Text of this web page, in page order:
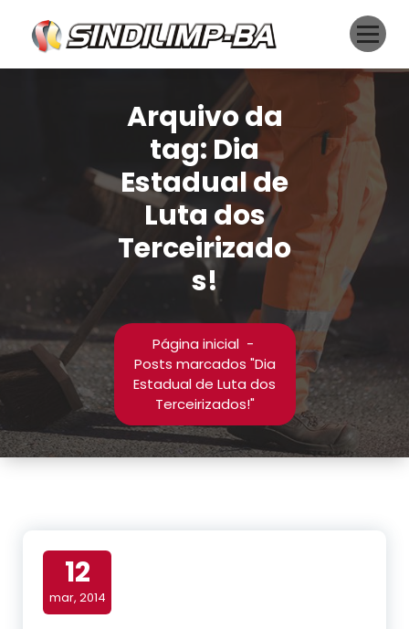
conteúdo
Arquivo da
tag: Dia
Estadual de
Luta dos
Terceirizado
s!
Página inicial-
Posts marcados "Dia
Estadual de Luta dos
Terceirizados!"
12
mar, 2014